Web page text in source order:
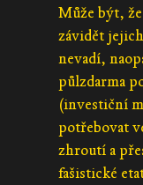
Může být,
závidět
nevadí,
půlzdarma
(investiční
potřebovat
zhroutí a
fašistické